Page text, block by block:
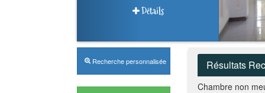
Détails
Recherche personnalisée Résultats
Chambre non